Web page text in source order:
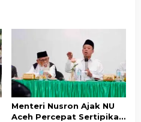
Menteri Nusron Ajak NU
Aceh Percepat Sertipikasi